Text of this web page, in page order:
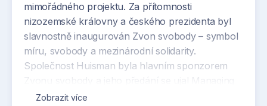
mimořádného projektu. Za přítomnosti
nizozemské královny a českého prezidenta byl
slavnostně inaugurován Zvon svobody – symbol
míru, svobody a mezinárodní solidarity.
Společnost Huisman byla hlavním sponzorem
Director Huisman Czech Republic, Karel
Zobrazit více